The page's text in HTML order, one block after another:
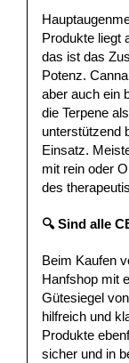
Produkte liegt
das ist das
Potenz.
aber auch ein
die Terpene
unterstützend
Einsatz.
mit rein oder
des
🔍 Sind alle
Beim Kaufen
Hanfshop mit
Gütesiegel
hilfreich und
Produkte
sicher und in